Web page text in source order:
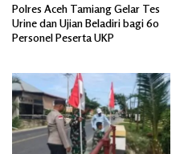
Polres Aceh Tamiang Gelar Tes
Urine dan Ujian Beladiri bagi 60
Personel Peserta UKP